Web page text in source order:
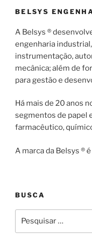
BELSYS
A Belsys ®
engenharia
instrumentação,
mecânica; além de
para gestão e
Há mais de 20 anos
segmentos de papel
farmacêutico,
A marca da Belsys ®
BUSCA
por: